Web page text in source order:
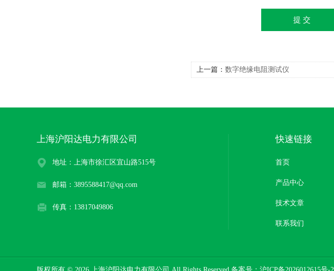
上一篇： 数字绝缘电阻测试仪
上海沪阳达电力有限公司
地址：上海市徐汇区宜山路515号
邮箱：3895588417@qq.com
传真：13817049806
快速链接
首页
产品中心
技术文章
联系我们